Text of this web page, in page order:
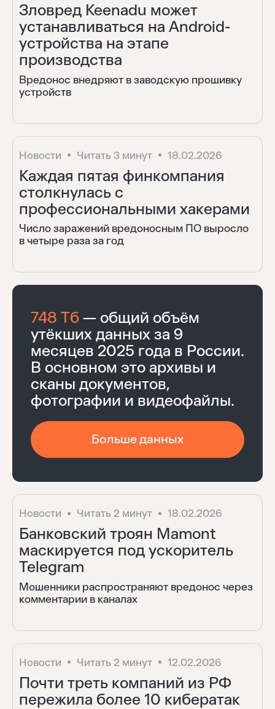
Моя лента
Зловред Keenadu может
устанавливаться на Android-
устройства на этапе
производства
Вредонос внедряют в заводскую прошивку
устройств
Новости Читать 3 минут 18.02.2026
Каждая пятая финкомпания
столкнулась с
профессиональными хакерами
Число заражений вредоносным ПО выросло
в четыре раза за год
748 Тб— общий объём
утёкших данных за 9
месяцев 2025 года в России.
В основном это архивы и
сканы документов,
фотографии и видеофайлы.
Больше данных
Новости Читать 2 минут 18.02.2026
Банковский троян Mamont
маскируется под ускоритель
Telegram
Мошенники распространяют вредонос через
комментарии в каналах
Новости Читать 2 минут 12.02.2026
Почти треть компаний из РФ
пережила более 10 кибератак